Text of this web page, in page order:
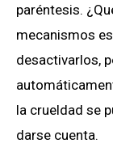
paréntesis.
mecanismos
desactivarlos,
la crueldad se
darse cuenta.